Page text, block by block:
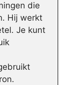
die
Hij werkt
Je kunt